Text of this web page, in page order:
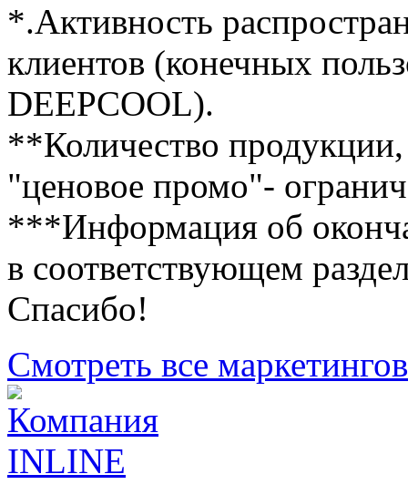
*.Активность
клиентов (конечных
DEEPCOOL).
**Количество продукции,
"ценовое промо"-
***Информация об
в соответствующем
Спасибо!
Смотреть все